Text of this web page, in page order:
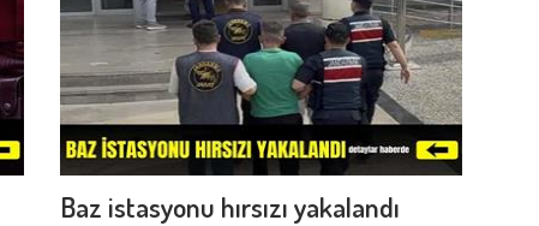
Baz istasyonu hırsızı yakalandı